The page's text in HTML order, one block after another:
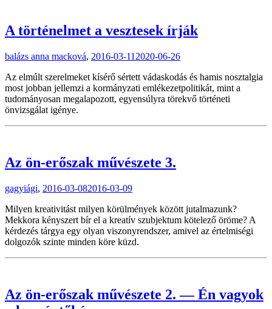
A történelmet a vesztesek írják
balázs anna macková, 2016-03-11 2020-06-26
Az elmúlt szerelmeket kísérő sértett vádaskodás és hamis nosztalgia
most jobban jellemzi a kormányzati emlékezetpolitikát, mint a
tudományosan megalapozott, egyensúlyra törekvő történeti
önvizsgálat igénye.
Az ön-erőszak művészete 3.
gagyiági, 2016-03-082016-03-09
Milyen kreativitást milyen körülmények között jutalmazunk?
Mekkora kényszert bír el a kreatív szubjektum kötelező öröme? A
kérdezés tárgya egy olyan viszonyrendszer, amivel az értelmiségi
dolgozók szinte minden köre küzd.
Az ön-erőszak művészete 2. — Én vagyok